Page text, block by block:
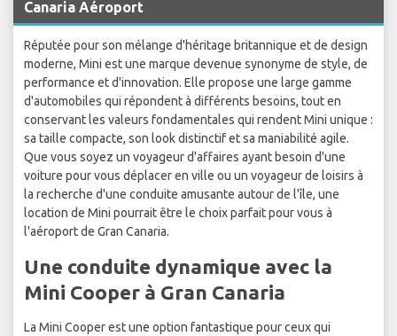
Canaria Aéroport
Réputée pour son mélange d'héritage britannique et de design
moderne, Mini est une marque devenue synonyme de style, de
performance et d'innovation. Elle propose une large gamme
d'automobiles qui répondent à différents besoins, tout en
conservant les valeurs fondamentales qui rendent Mini unique :
sa taille compacte, son look distinctif et sa maniabilité agile.
Que vous soyez un voyageur d'affaires ayant besoin d'une
voiture pour vous déplacer en ville ou un voyageur de loisirs à
la recherche d'une conduite amusante autour de l'île, une
location de Mini pourrait être le choix parfait pour vous à
l'aéroport de Gran Canaria.
Une conduite dynamique avec la
Mini Cooper à Gran Canaria
La Mini Cooper est une option fantastique pour ceux qui